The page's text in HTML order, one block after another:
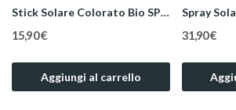
Stick Solare Colorato Bio SPF 50+ 12 g
15,90 €
Aggiungi al carrello
31,90 €